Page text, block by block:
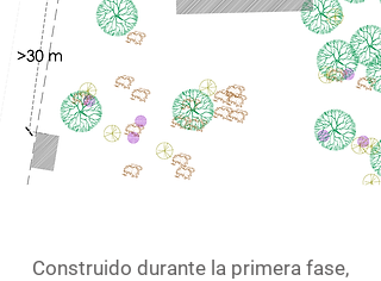
Construido durante la primera fase,